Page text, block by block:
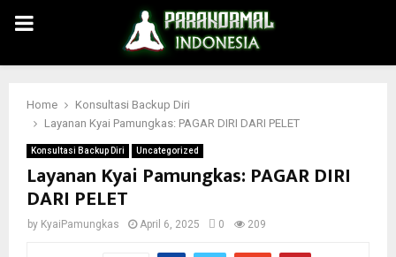
PRIMARY
MENU
Home
Konsultasi Backup Diri
Layanan Kyai Pamungkas: PAGAR DIRI DARI PELET
Konsultasi Backup Diri Uncategorized
Layanan Kyai Pamungkas: PAGAR DIRI
DARI PELET
by KyaiPamungkas April 6, 2025 0 209